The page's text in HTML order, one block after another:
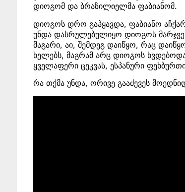
დიოგომ და ბრაზილიელმა ფაბიანომ.
დიოგოს დრო გაჰყავდა, ფაბიანო
უნდა დასრულებულიყო დიოგოს
მაგარი, აი, შემდეგ დაიწყო, რაც
ხელებს, მაგრამ არც დიოგოს
ყველაფერი ცეკვას, ესპანური
რა თქმა უნდა, ორივე გააძევეს